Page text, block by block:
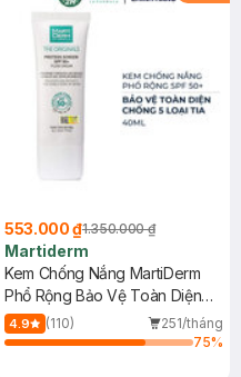
553.000 ₫1.350.000 ₫
Martiderm
Kem Chống Nắng MartiDerm
Phổ Rộng Bảo Vệ Toàn Diện
40ml
4.9 (110)
251/tháng
75%